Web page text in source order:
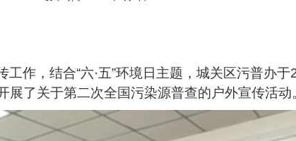
作，结合“六·五”环境日主题，城关区污普办
了关于第二次全国污染源普查的户外宣传活动